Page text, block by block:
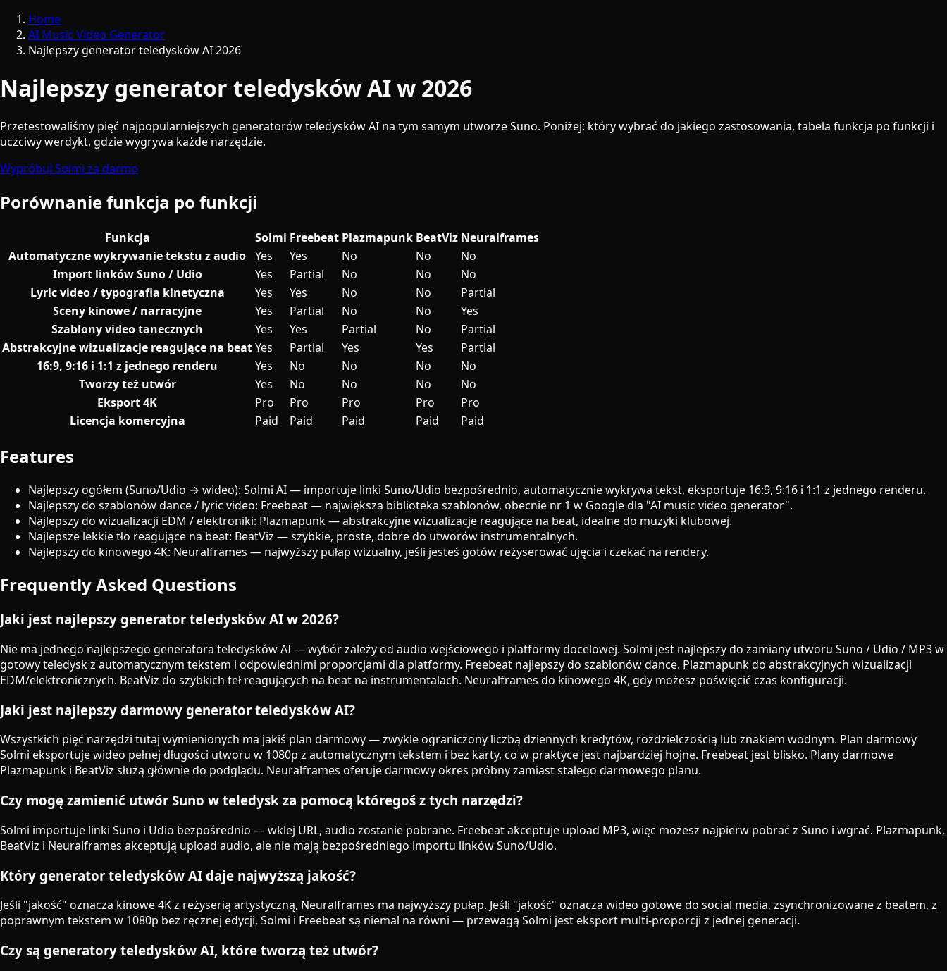
Home
AI Music Video Generator
Najlepszy generator teledysków AI 2026
Najlepszy generator teledysków AI w 2026
Przetestowaliśmy pięć najpopularniejszych generatorów teledysków AI na tym samym utworze Suno. Poniżej: który wybrać do jakiego zastosowania, tabela funkcja po funkcji i
uczciwy werdykt, gdzie wygrywa każde narzędzie.
Wypróbuj Solmi za darmo
Porównanie funkcja po funkcji
Funkcja Solmi Freebeat Plazmapunk BeatViz Neuralframes
Automatyczne wykrywanie tekstu z audio Yes Yes No No
No
Import linków Suno / Udio
Yes Partial No No
No
Lyric video / typografia kinetyczna
Yes Yes No No
Partial
Sceny kinowe / narracyjne
Yes Partial No No
Yes
Szablony video tanecznych
Yes Yes Partial No
Partial
Abstrakcyjne wizualizacje reagujące na beatYes Partial Yes Yes
Partial
16:9, 9:16 i 1:1 z jednego renderu
Yes No No No
No
Tworzy też utwór
Yes No No No
No
Eksport 4K
Pro Pro Pro Pro
Pro
Licencja komercyjna
Paid Paid Paid Paid Paid
Features
Najlepszy ogółem (Suno/Udio → wideo): Solmi AI — importuje linki Suno/Udio bezpośrednio, automatycznie wykrywa tekst, eksportuje 16:9, 9:16 i 1:1 z jednego renderu.
Najlepszy do szablonów dance / lyric video: Freebeat — największa biblioteka szablonów, obecnie nr 1 w Google dla "AI music video generator".
Najlepszy do wizualizacji EDM / elektroniki: Plazmapunk — abstrakcyjne wizualizacje reagujące na beat, idealne do muzyki klubowej.
Najlepsze lekkie tło reagujące na beat: BeatViz — szybkie, proste, dobre do utworów instrumentalnych.
Najlepszy do kinowego 4K: Neuralframes — najwyższy pułap wizualny, jeśli jesteś gotów reżyserować ujęcia i czekać na rendery.
Frequently Asked Questions
Jaki jest najlepszy generator teledysków AI w 2026?
Nie ma jednego najlepszego generatora teledysków AI — wybór zależy od audio wejściowego i platformy docelowej. Solmi jest najlepszy do zamiany utworu Suno / Udio / MP3 w
gotowy teledysk z automatycznym tekstem i odpowiednimi proporcjami dla platformy. Freebeat najlepszy do szablonów dance. Plazmapunk do abstrakcyjnych wizualizacji
EDM/elektronicznych. BeatViz do szybkich teł reagujących na beat na instrumentalach. Neuralframes do kinowego 4K, gdy możesz poświęcić czas konfiguracji.
Jaki jest najlepszy darmowy generator teledysków AI?
Wszystkich pięć narzędzi tutaj wymienionych ma jakiś plan darmowy — zwykle ograniczony liczbą dziennych kredytów, rozdzielczością lub znakiem wodnym. Plan darmowy
Solmi eksportuje wideo pełnej długości utworu w 1080p z automatycznym tekstem i bez karty, co w praktyce jest najbardziej hojne. Freebeat jest blisko. Plany darmowe
Plazmapunk i BeatViz służą głównie do podglądu. Neuralframes oferuje darmowy okres próbny zamiast stałego darmowego planu.
Czy mogę zamienić utwór Suno w teledysk za pomocą któregoś z tych narzędzi?
Solmi importuje linki Suno i Udio bezpośrednio — wklej URL, audio zostanie pobrane. Freebeat akceptuje upload MP3, więc możesz najpierw pobrać z Suno i wgrać. Plazmapunk,
BeatViz i Neuralframes akceptują upload audio, ale nie mają bezpośredniego importu linków Suno/Udio.
Który generator teledysków AI daje najwyższą jakość?
Jeśli "jakość" oznacza kinowe 4K z reżyserią artystyczną, Neuralframes ma najwyższy pułap. Jeśli "jakość" oznacza wideo gotowe do social media, zsynchronizowane z beatem, z
poprawnym tekstem w 1080p bez ręcznej edycji, Solmi i Freebeat są niemal na równi — przewagą Solmi jest eksport multi-proporcji z jednej generacji.
Czy są generatory teledysków AI, które tworzą też utwór?